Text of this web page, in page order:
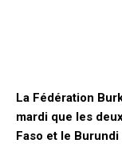
La Fédération
mardi que les
Faso et le